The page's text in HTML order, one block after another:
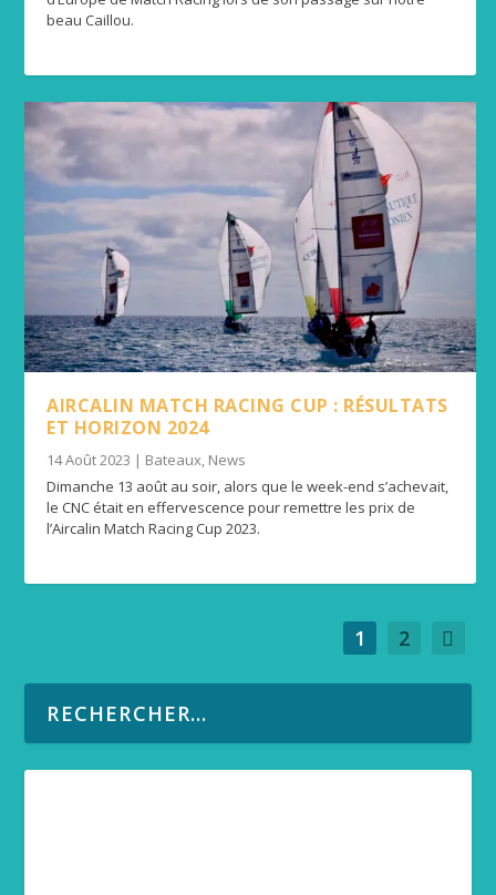
beau Caillou.
AIRCALIN MATCH RACING CUP : RÉSULTATS
ET HORIZON 2024
14 Août 2023 | Bateaux, News
Dimanche 13 août au soir, alors que le week-end s’achevait,
le CNC était en effervescence pour remettre les prix de
l’Aircalin Match Racing Cup 2023.
1 2